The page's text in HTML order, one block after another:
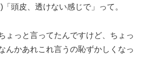
)「頭皮、透けない感じで」って。
ょっと言ってたんですけど、ちょっ
んかあれこれ言うの恥ずかしくなっ